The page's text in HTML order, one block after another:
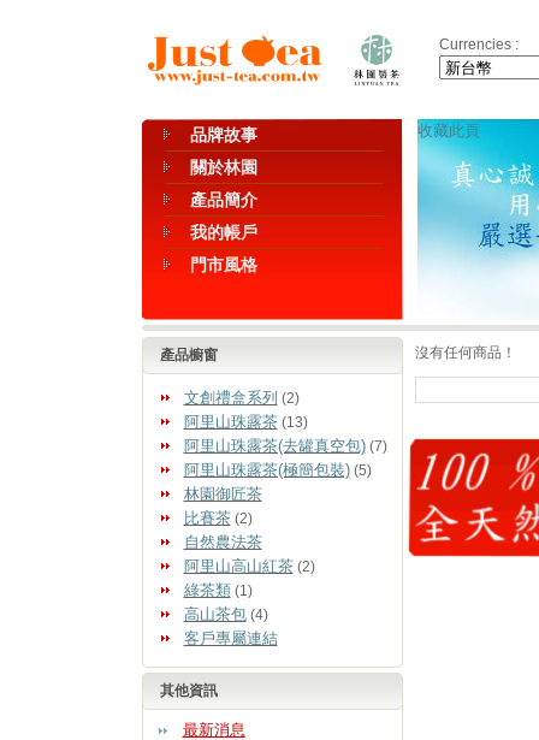
Currencies :
品牌故事
關於林園
產品簡介
我的帳戶
門市風格
收藏此頁
產品櫥窗
文創禮盒系列 (2)
阿里山珠露茶(13)
阿里山珠露茶(去罐真空包)(7)
阿里山珠露茶(極簡包裝)(5)
林園御匠茶
比賽茶(2)
自然農法茶
阿里山高山紅茶(2)
綠茶類 (1)
高山茶包(4)
客戶專屬連結
其他資訊
最新消息
沒有任何商品！